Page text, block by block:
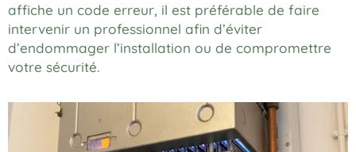
affiche un code erreur, il est préférable de faire
intervenir un professionnel afin d’éviter
d’endommager l’installation ou de compromettre
votre sécurité.